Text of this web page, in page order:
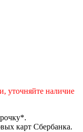
уточняйте наличие
карт Сбербанка.